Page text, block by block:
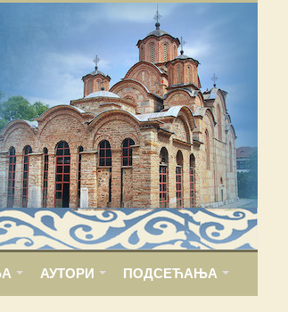
АУТОРИ ПОДСЕЋАЊА